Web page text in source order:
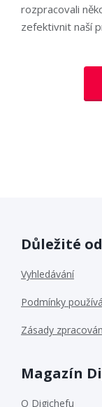
rozpracovali
zefektivnit naší
Důležité
Vyhledávání
Podmínky
Zásady
Magazín
O Digichefu